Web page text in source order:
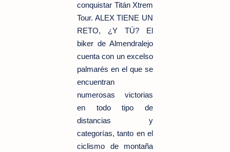
conquistar Titán Xtrem
Tour. ALEX TIENE UN
RETO, ¿Y TÚ? El
biker de Almendralejo
cuenta con un excelso
palmarés en el que se
encuentran
numerosas victorias
en todo tipo de
distancias y
categorías, tanto en el
ciclismo de montaña